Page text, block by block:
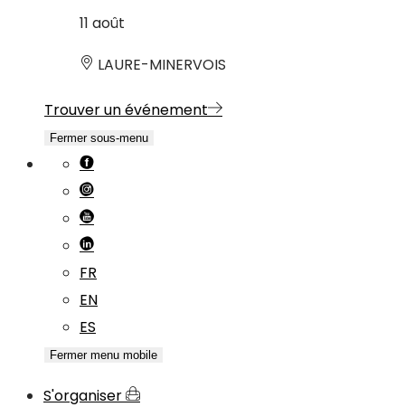
11 août
LAURE-MINERVOIS
Trouver un événement
Fermer sous-menu
FR
EN
ES
Fermer menu mobile
S'organiser